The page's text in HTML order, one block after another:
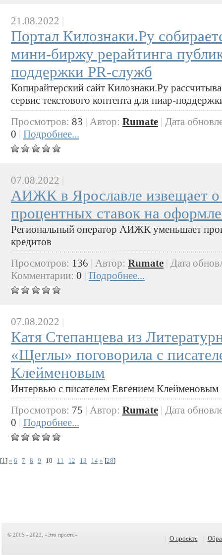
21.08.2022 |
Портал Килознаки.Ру
мини-биржу рерайтинга
поддержки PR-служб
Копирайтерский сайт Килознаки.Ру
сервис текстового контента для пиар-
Просмотров: 83 | Автор: Rumate | Дата
0 | Подробнее...
07.08.2022
АИЖК в Ярославле извещает
процентных ставок на
Региональный оператор АИЖК уменьшает
кредитов
Просмотров: 136 Автор: Rumate
Дата
Комментарии: 0 Подробнее...
07.08.2022 |
Катя Степанцева из
«Щеглы» поговорила с
Клейменовым
Интервью с писателем Евгением Клейменовым
Просмотров: 75 | Автор: Rumate | Дата
0 | Подробнее...
[1 ] « 6 7 8 9 10 11 12 13 14 » [28]
© 2005 - 2023, «Это просто» О проекте